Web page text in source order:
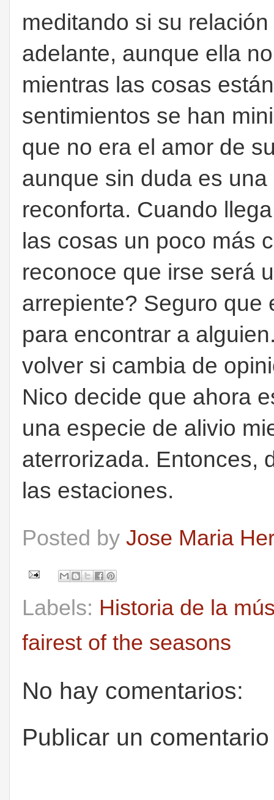
meditando si su
adelante, aunque ella
mientras las cosas
sentimientos se han
que no era el amor de
aunque sin duda es
reconforta. Cuando
las cosas un poco más
reconoce que irse será
arrepiente? Seguro que
para encontrar a
volver si cambia de
Nico decide que ahora
una especie de alivio
aterrorizada. Entonces,
las estaciones.
Posted by Jose Maria
Labels: Historia de la
fairest of the seasons
No hay comentarios:
Publicar un comentario